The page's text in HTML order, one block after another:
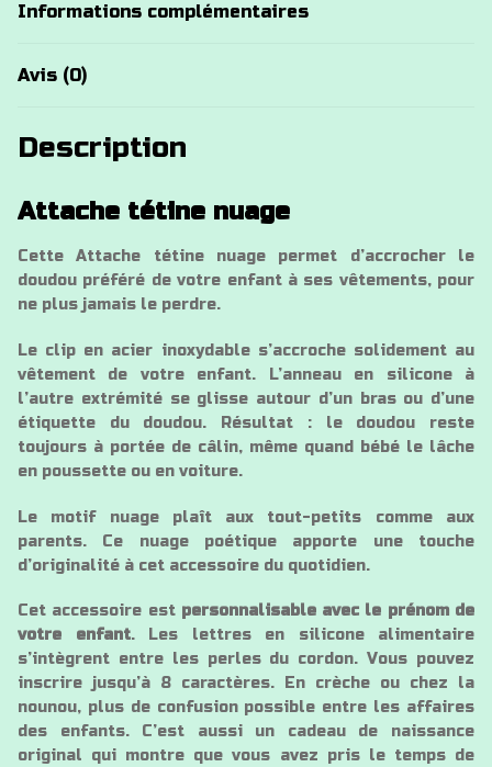
Informations complémentaires
Avis (0)
Description
Attache tétine nuage
Cette Attache tétine nuage permet d’accrocher le
doudou préféré de votre enfant à ses vêtements, pour
ne plus jamais le perdre.
Le clip en acier inoxydable s’accroche solidement au
vêtement de votre enfant. L’anneau en silicone à
l’autre extrémité se glisse autour d’un bras ou d’une
étiquette du doudou. Résultat : le doudou reste
toujours à portée de câlin, même quand bébé le lâche
en poussette ou en voiture.
Le motif nuage plaît aux tout-petits comme aux
parents. Ce nuage poétique apporte une touche
d’originalité à cet accessoire du quotidien.
Cet accessoire est personnalisable avec le prénom de
votre enfant. Les lettres en silicone alimentaire
s’intègrent entre les perles du cordon. Vous pouvez
inscrire jusqu’à 8 caractères. En crèche ou chez la
nounou, plus de confusion possible entre les affaires
des enfants. C’est aussi un cadeau de naissance
original qui montre que vous avez pris le temps de